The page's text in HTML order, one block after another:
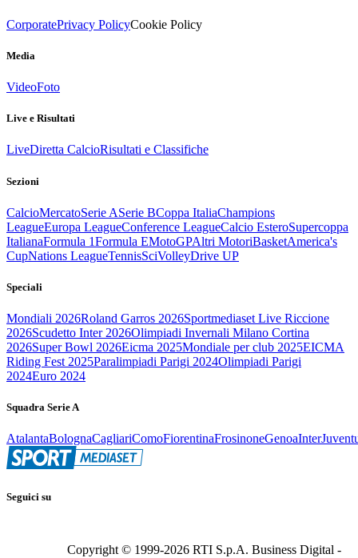
CorporatePrivacy PolicyCookie Policy
Media
VideoFoto
Live e Risultati
LiveDiretta CalcioRisultati e Classifiche
Sezioni
CalcioMercatoSerie ASerie BCoppa ItaliaChampions
LeagueEuropa LeagueConference LeagueCalcio EsteroSupercoppa
ItalianaFormula 1Formula EMotoGPAltri MotoriBasketAmerica's
CupNations LeagueTennisSciVolleyDrive UP
Speciali
Mondiali 2026Roland Garros 2026Sportmediaset Live Riccione
2026Scudetto Inter 2026Olimpiadi Invernali Milano Cortina
2026Super Bowl 2026Eicma 2025Mondiale per club 2025EICMA
Riding Fest 2025Paralimpiadi Parigi 2024Olimpiadi Parigi
2024Euro 2024
Squadra Serie A
AtalantaBolognaCagliariComoFiorentinaFrosinoneGenoaInter
Seguici su
Copyright © 1999-2026 RTI S.p.A. Business Digital -